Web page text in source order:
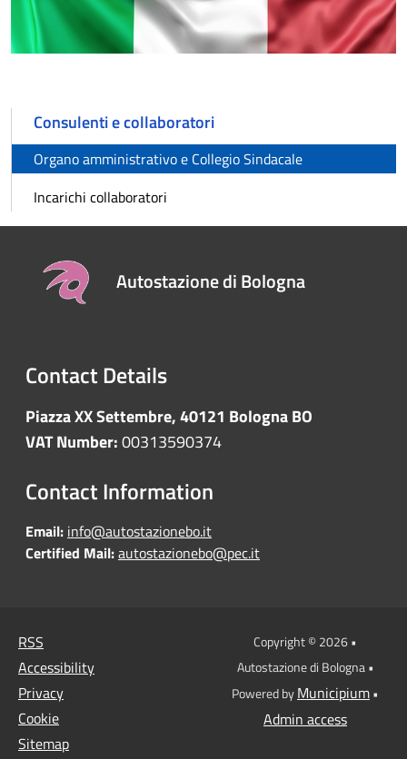
Consulenti e collaboratori
Organo amministrativo e Collegio Sindacale
Incarichi collaboratori
Autostazione di Bologna
Contact Details
Piazza XX Settembre, 40121 Bologna BO
VAT Number:00313590374
Contact Information
Email: info@autostazionebo.it
Certified Mail:autostazionebo@pec.it
RSS
Accessibility
Privacy
Cookie
Sitemap
Copyright © 2026 •
Autostazione di Bologna •
Powered byMunicipium•
Admin access